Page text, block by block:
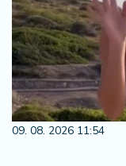
09. 08. 2026 11:54